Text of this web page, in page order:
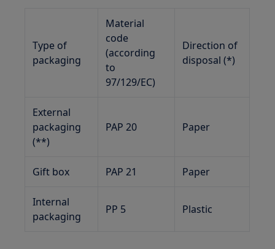
Type of
packaging
Material
code
(according
to
97/129/EC)
Direction of
disposal (*)
External
packaging
(**)
PAP 20 Paper
Gift box PAP 21 Paper
Internal
packaging
PP 5 Plastic